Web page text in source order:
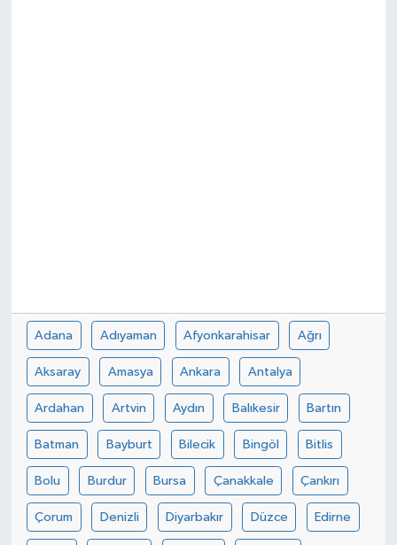
Adana Adıyaman Afyonkarahisar Ağrı
Aksaray Amasya Ankara Antalya
Ardahan Artvin Aydın Balıkesir Bartın
Batman Bayburt Bilecik Bingöl Bitlis
Bolu Burdur Bursa Çanakkale Çankırı
Çorum Denizli Diyarbakır Düzce Edirne
Spor
Teknoloji
Yaşam